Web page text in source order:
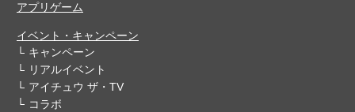
アプリゲーム
イベント・キャンペーン
キャンペーン
リアルイベント
アイチュウ ザ・TV
コラボ